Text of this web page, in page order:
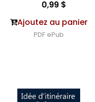
0,99 $
Ajoutez au panier
PDF ePub